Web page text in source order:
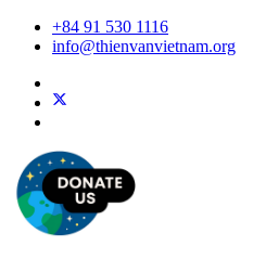
+84 91 530 1116
info@thienvanvietnam.org